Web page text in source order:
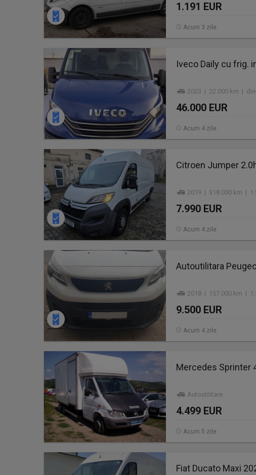
1.191 EUR
Acum 3 zile
Iveco Daily cu frig.
2023 | 22.000 km |
46.000 EUR
Acum 4 zile
Citroen Jumper
2019 | 318.000 km |
7.990 EUR
Acum 4 zile
Autoutilitara
2018 | 157.000 km |
9.500 EUR
Acum 4 zile
Mercedes Sprinter
Autoutilitare
4.499 EUR
Acum 5 zile
Fiat Ducato Maxi